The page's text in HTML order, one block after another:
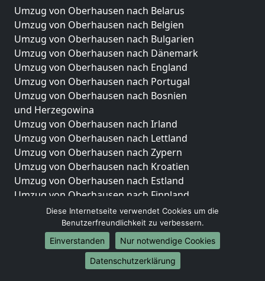
Umzug von Oberhausen nach Belarus
Umzug von Oberhausen nach Belgien
Umzug von Oberhausen nach Bulgarien
Umzug von Oberhausen nach Dänemark
Umzug von Oberhausen nach England
Umzug von Oberhausen nach Portugal
Umzug von Oberhausen nach Bosnien
und Herzegowina
Umzug von Oberhausen nach Irland
Umzug von Oberhausen nach Lettland
Umzug von Oberhausen nach Zypern
Umzug von Oberhausen nach Kroatien
Umzug von Oberhausen nach Estland
Umzug von Oberhausen nach Finnland
Umzug von Oberhausen nach Frankreich
Umzug von Oberhausen nach Griechenland
Umzug von Oberhausen nach Italien
Umzug von Oberhausen nach Liechtenstein
Umzug von Oberhausen nach Luxemburg
Diese Internetseite verwendet Cookies um die
Benutzerfreundlichkeit zu verbessern.
Einverstanden
Nur notwendige Cookies
Datenschutzerklärung